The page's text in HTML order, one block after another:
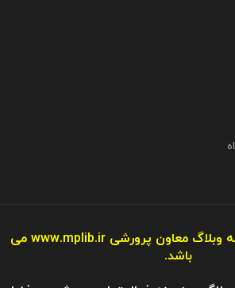
وبلاگ معاون پرورشیwww.mplib.ir می
باشد.